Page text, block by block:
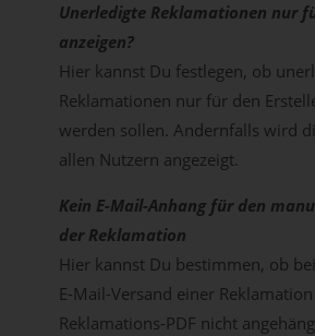
Unerledigte Reklamationen nur
anzeigen?
Hier kannst Du festlegen, ob
Reklamationen nur für den
werden sollen. Andernfalls wird
allen Nutzern angezeigt.
Kein E-Mail-Anhang für den
der Reklamation
Hier kannst Du bestimmen, ob
E-Mail-Versand einer
Reklamations-PDF nicht